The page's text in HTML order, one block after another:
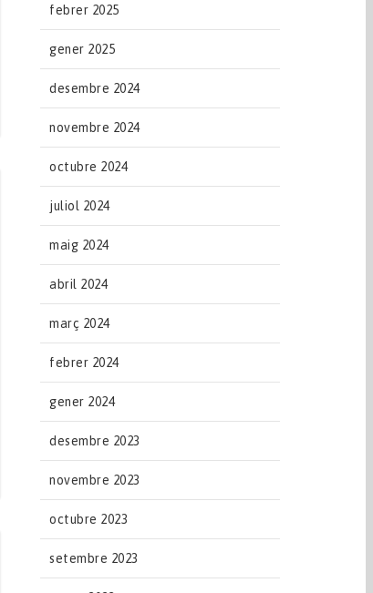
febrer 2025
gener 2025
desembre 2024
novembre 2024
octubre 2024
juliol 2024
maig 2024
abril 2024
març 2024
febrer 2024
gener 2024
desembre 2023
novembre 2023
octubre 2023
setembre 2023